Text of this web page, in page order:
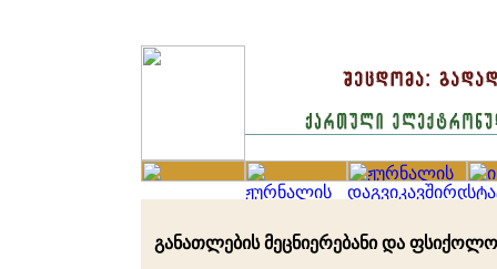
განათლების მეცნიერებანი და